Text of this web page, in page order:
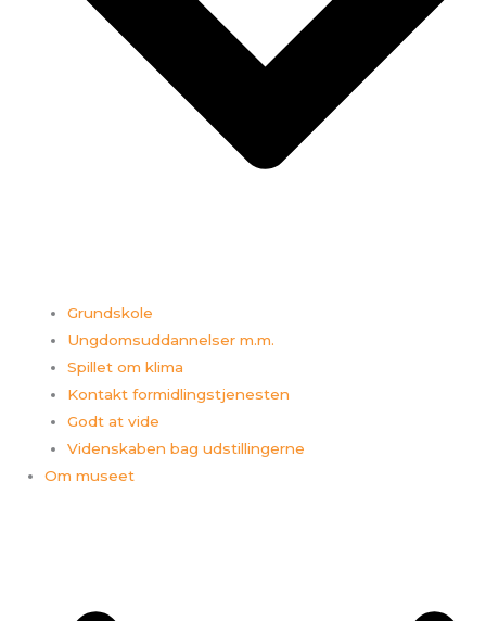
Grundskole
Ungdomsuddannelser m.m.
Spillet om klima
Kontakt formidlingstjenesten
Godt at vide
Videnskaben bag udstillingerne
Om museet